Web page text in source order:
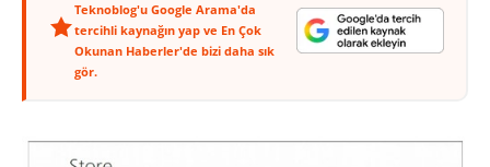
Teknoblog'u Google Arama'da
tercihli kaynağın yap ve En Çok
Okunan Haberler'de bizi daha sık
gör.